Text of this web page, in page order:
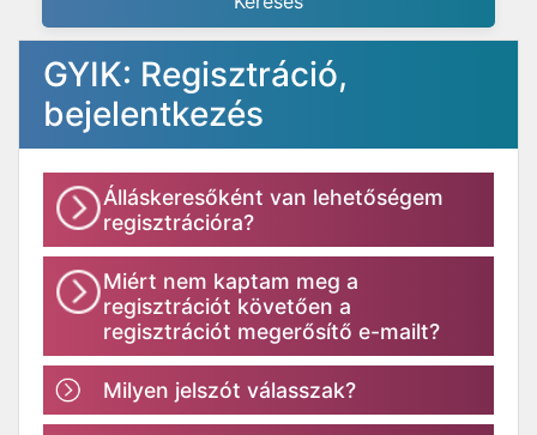
GYIK: Regisztráció,
bejelentkezés
Álláskeresőként van lehetőségem
regisztrációra?
Miért nem kaptam meg a
regisztrációt követően a
regisztrációt megerősítő e-mailt?
Milyen jelszót válasszak?